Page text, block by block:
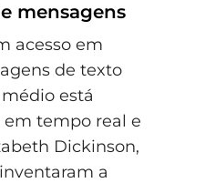
mensagens
acesso em
de texto
está
em tempo real e
Dickinson,
a